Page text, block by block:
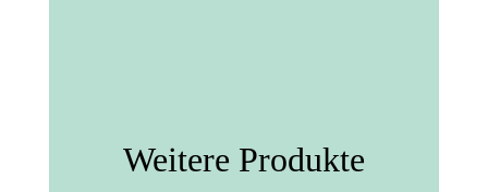
Weitere Produkte